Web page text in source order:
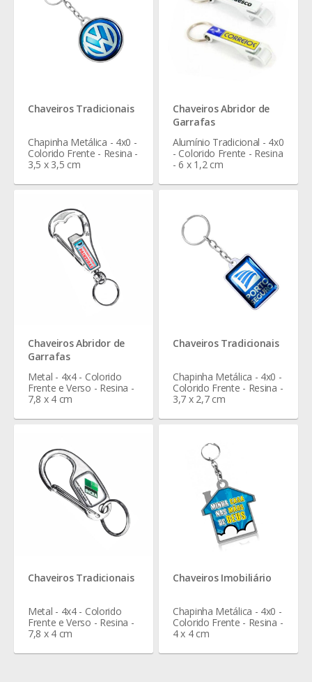
Chaveiros Tradicionais
Chapinha Metálica - 4x0 -
Colorido Frente - Resina -
3,5 x 3,5 cm
Chaveiros Abridor de
Garrafas
Alumínio Tradicional - 4x0
- Colorido Frente - Resina
- 6 x 1,2 cm
Chaveiros Abridor de
Garrafas
Metal - 4x4 - Colorido
Frente e Verso - Resina -
7,8 x 4 cm
Chaveiros Tradicionais
Chapinha Metálica - 4x0 -
Colorido Frente - Resina -
3,7 x 2,7 cm
Chaveiros Tradicionais
Metal - 4x4 - Colorido
Frente e Verso - Resina -
7,8 x 4 cm
Chaveiros Imobiliário
Chapinha Metálica - 4x0 -
Colorido Frente - Resina -
4 x 4 cm